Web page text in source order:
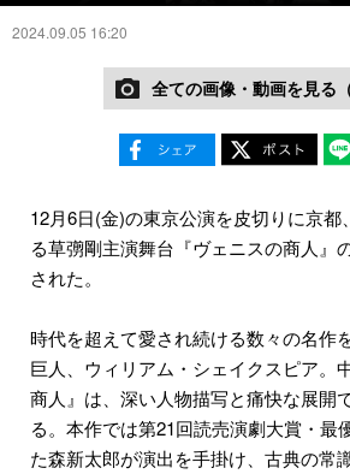
2024.09.05 16:20
全ての画像・動画を見る
12月6日(金)の東京公演を皮切りに京
る草彅剛主演舞台『ヴェニスの商人』
された。
時代を超えて愛され続ける数々の名作
巨人、ウィリアム・シェイクスピア。
商人』は、深い人物描写と痛快な展開
る。本作では第21回読売演劇大賞・最
た森新太郎が演出を手掛け、古典の常